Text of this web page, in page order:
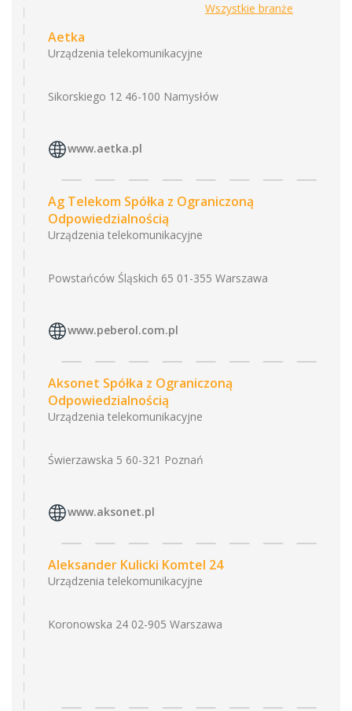
Wszystkie branże
Aetka
Urządzenia telekomunikacyjne
Sikorskiego 12 46-100 Namysłów
www.aetka.pl
Ag Telekom Spółka z Ograniczoną
Odpowiedzialnością
Urządzenia telekomunikacyjne
Powstańców Śląskich 65 01-355 Warszawa
www.peberol.com.pl
Aksonet Spółka z Ograniczoną
Odpowiedzialnością
Urządzenia telekomunikacyjne
Świerzawska 5 60-321 Poznań
www.aksonet.pl
Aleksander Kulicki Komtel 24
Urządzenia telekomunikacyjne
Koronowska 24 02-905 Warszawa